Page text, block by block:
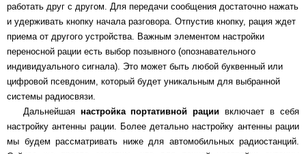
работать друг с другом. Для передачи сообщения достаточно нажать
и удерживать кнопку начала разговора. Отпустив кнопку, рация ждет
приема от другого устройства. Важным элементом настройки
переносной рации есть выбор позывного (опознавательного
индивидуального сигнала). Это может быть любой буквенный или
цифровой псевдоним, который будет уникальным для выбранной
системы радиосвязи.
Дальнейшая настройка портативной рации включает в себя
настройку антенны рации. Более детально настройку антенны рации
мы будем рассматривать ниже для автомобильных радиостанций.